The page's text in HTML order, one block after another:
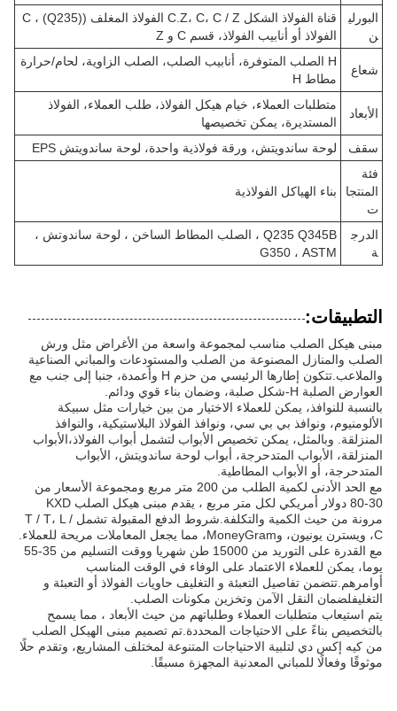
البورلي
ن
قناة الفولاذ الشكل C.Z، C، C / Z الفولاذ المغلف ((Q235) ، C
الفولاذ أو أنابيب الفولاذ، قسم C و Z
شعاع
H الصلب المتوفرة، أنابيب الصلب، الصلب الزاوية، لحام/حرارة
مطاط H
الأبعاد
متطلبات العملاء، خيام هيكل الفولاذ، طلب العملاء، الفولاذ
المستديرة، يمكن تخصيصها
سقف
لوحة ساندويتش، ورقة فولاذية واحدة، لوحة ساندويتش EPS
فئة
المنتجا
ت
بناء الهياكل الفولاذية
الدرج
ة
Q235 Q345B ، الصلب المطاط الساخن ، لوحة ساندوتش ،
G350 ، ASTM
التطبيقات:
مبنى هيكل الصلب مناسب لمجموعة واسعة من الأغراض مثل ورش
الصلب والمنازل المصنوعة من الصلب والمستودعات والمباني الصناعية
والملاعب.تتكون إطارها الرئيسي من حزم H وأعمدة، جنبا إلى جنب مع
العوارض الصلبة H-شكل صلبة، وضمان بناء قوي ودائم.
بالنسبة للنوافذ، يمكن للعملاء الاختيار من بين خيارات مثل سبيكة
الألومنيوم، ونوافذ بي بي سي، ونوافذ الفولاذ البلاستيكية، والنوافذ
المنزلقة. وبالمثل، يمكن تخصيص الأبواب لتشمل أبواب الفولاذ،الأبواب
المنزلقة، الأبواب المتدحرجة، أبواب لوحة ساندويتش، الأبواب
المتدحرجة، أو الأبواب المطاطية.
مع الحد الأدنى لكمية الطلب من 200 متر مربع ومجموعة الأسعار من
30-80 دولار أمريكي لكل متر مربع ، يقدم مبنى هيكل الصلب KXD
مرونة من حيث الكمية والتكلفة.شروط الدفع المقبولة تشمل T / T، L /
C، ويسترن يونيون، وMoneyGram، مما يجعل المعاملات مريحة للعملاء.
مع القدرة على التوريد من 15000 طن شهريا ووقت التسليم من 35-55
يوما، يمكن للعملاء الاعتماد على الوفاء في الوقت المناسب
أوامرهم.تتضمن تفاصيل التعبئة و التغليف حاويات الفولاذ أو التعبئة و
التغليفلضمان النقل الآمن وتخزين مكونات الصلب.
يتم استيعاب متطلبات العملاء وطلباتهم من حيث الأبعاد ، مما يسمح
بالتخصيص بناءً على الاحتياجات المحددة.تم تصميم مبنى الهيكل الصلب
من كيه إكس دي لتلبية الاحتياجات المتنوعة لمختلف المشاريع، وتقدم حلًا
موثوقًا وفعالًا للمباني المعدنية المجهزة مسبقًا.